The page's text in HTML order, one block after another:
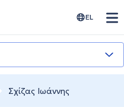
EL
Σχίζας Ιωάννης